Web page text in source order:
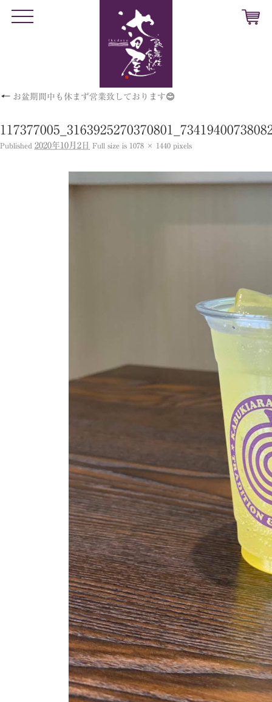
t
o
i
t
i
o
←お盆期間中も休まず営業致しております😊
Published 2020年10月2日 Full size is 1078 × 1440 pixels